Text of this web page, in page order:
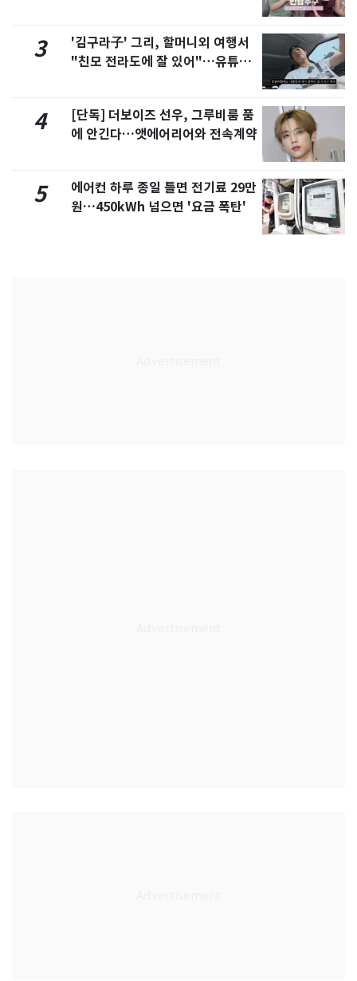
3
'김구라子' 그리, 할머니외 여행서
"친모 전라도에 잘 있어"…유튜브
4
[단독] 더보이즈 선우, 그루비룸 품
에 안긴다…앳에어리어와 전속계약
5
에어컨 하루 종일 틀면 전기료 29만
원…450kWh 넘으면 '요금 폭탄'